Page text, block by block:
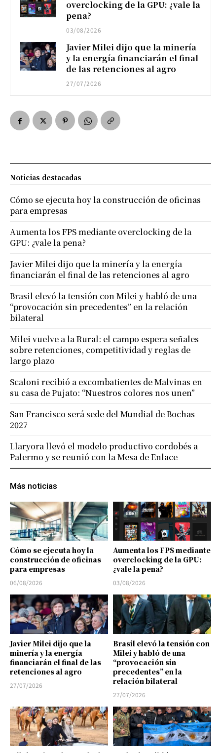
overclocking de la GPU: ¿vale la
pena?
03/08/2026
Javier Milei dijo que la minería
y la energía financiarán el final
de las retenciones al agro
27/07/2026
Más noticias
Cómo se ejecuta hoy la
construcción de oficinas
para empresas
06/08/2026
Aumenta los FPS mediante
overclocking de la GPU:
¿vale la pena?
03/08/2026
Javier Milei dijo que la
minería y la energía
financiarán el final de las
retenciones al agro
27/07/2026
Brasil elevó la tensión con
Milei y habló de una
“provocación sin
precedentes” en la
relación bilateral
27/07/2026
Noticias destacadas
Cómo se ejecuta hoy la construcción de oficinas
para empresas
Aumenta los FPS mediante overclocking de la
GPU: ¿vale la pena?
Javier Milei dijo que la minería y la energía
financiarán el final de las retenciones al agro
Brasil elevó la tensión con Milei y habló de una
“provocación sin precedentes” en la relación
bilateral
Milei vuelve a la Rural: el campo espera señales
sobre retenciones, competitividad y reglas de
largo plazo
Scaloni recibió a excombatientes de Malvinas en
su casa de Pujato: “Nuestros colores nos unen”
San Francisco será sede del Mundial de Bochas
2027
Llaryora llevó el modelo productivo cordobés a
Palermo y se reunió con la Mesa de Enlace